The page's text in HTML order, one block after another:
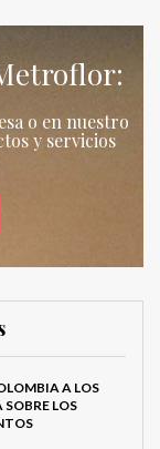
o en nuestro
y servicios
A LOS
LOS